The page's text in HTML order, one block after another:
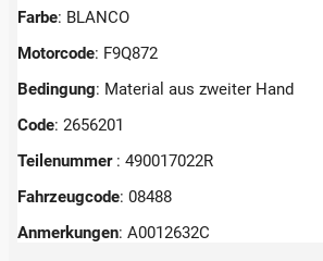
Farbe: BLANCO
Motorcode: F9Q872
Bedingung: Material aus zweiter Hand
Code: 2656201
Teilenummer : 490017022R
Fahrzeugcode: 08488
Anmerkungen: A0012632C